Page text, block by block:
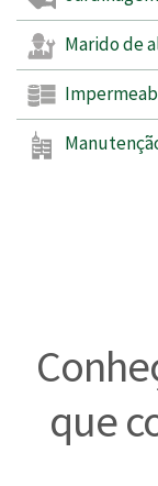
Marido de
que